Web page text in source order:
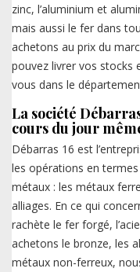
zinc, l’aluminium et
mais aussi le fer dans
achetons au prix du
pouvez livrer vos stocks
vous dans le
La société
cours du jour
Débarras 16 est
les opérations en
métaux : les métaux
alliages. En ce qui
rachète le fer forgé,
achetons le bronze, les
métaux non-ferreux,